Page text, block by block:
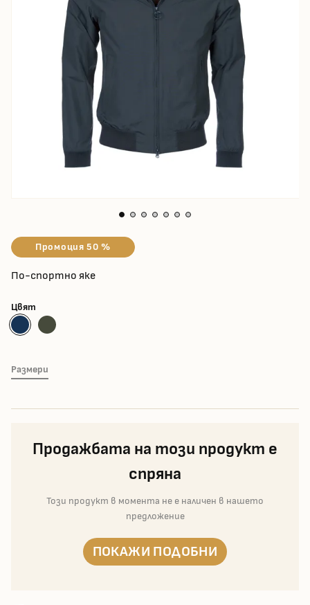
Промоция 50 %
По-спортно яке
Цвят
Размери
Продажбата на този продукт е
спряна
Този продукт в момента не е наличен в нашето
предложение
ПОКАЖИ ПОДОБНИ